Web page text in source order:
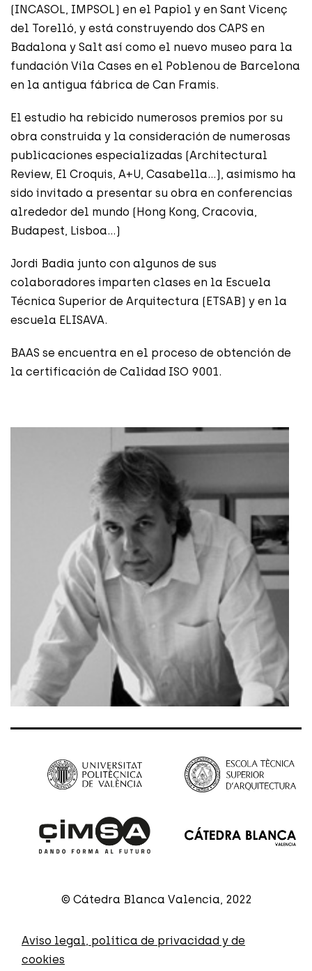
(INCASOL, IMPSOL) en el Papiol y en Sant Vicenç
del Torelló, y está construyendo dos CAPS en
Badalona y Salt así como el nuevo museo para la
fundación Vila Cases en el Poblenou de Barcelona
en la antigua fábrica de Can Framis.
El estudio ha rebicido numerosos premios por su
obra construida y la consideración de numerosas
publicaciones especializadas (Architectural
Review, El Croquis, A+U, Casabella…), asimismo ha
sido invitado a presentar su obra en conferencias
alrededor del mundo (Hong Kong, Cracovia,
Budapest, Lisboa…)
Jordi Badia junto con algunos de sus
colaboradores imparten clases en la Escuela
Técnica Superior de Arquitectura (ETSAB) y en la
escuela ELISAVA.
BAAS se encuentra en el proceso de obtención de
la certificación de Calidad ISO 9001.
© Cátedra Blanca Valencia, 2022
Aviso legal, política de privacidad y de
cookies